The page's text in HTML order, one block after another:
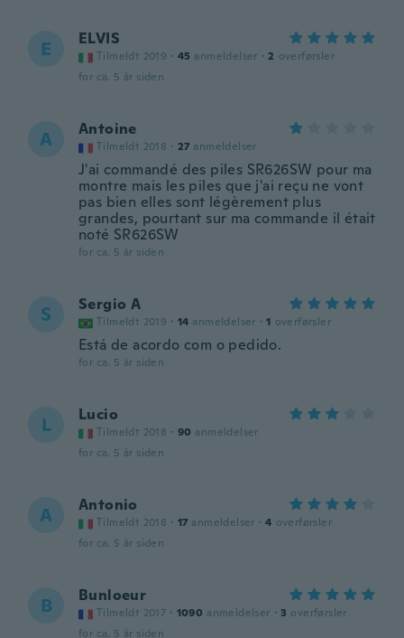
E ELVIS
Tilmeldt 2019 · 45 anmeldelser · 2 overførsler
for ca. 5 år siden
A Antoine
Tilmeldt 2018 · 27 anmeldelser
J'ai commandé des piles SR626SW pour ma
montre mais les piles que j'ai reçu ne vont
pas bien elles sont légèrement plus
grandes, pourtant sur ma commande il était
noté SR626SW
for ca. 5 år siden
S Sergio A
Tilmeldt 2019 · 14 anmeldelser · 1 overførsler
Está de acordo com o pedido.
for ca. 5 år siden
L Lucio
Tilmeldt 2018 · 90 anmeldelser
for ca. 5 år siden
A Antonio
Tilmeldt 2018 · 17 anmeldelser · 4 overførsler
for ca. 5 år siden
B Bunloeur
Tilmeldt 2017 · 1090 anmeldelser · 3 overførsler
for ca. 5 år siden